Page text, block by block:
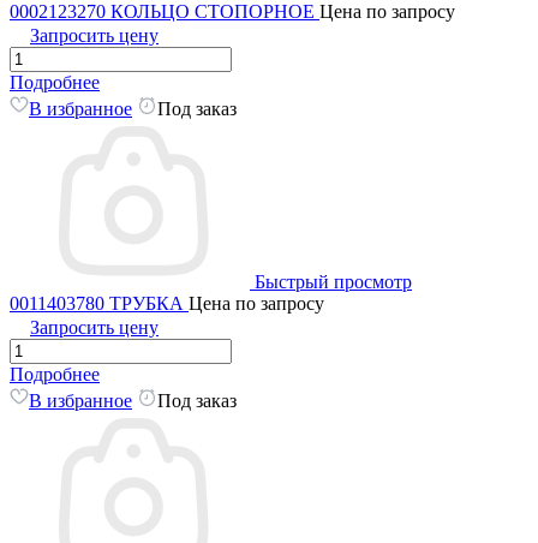
0002123270 КОЛЬЦО СТОПОРНОЕ Цена по запросу
Запросить цену
Подробнее
В избранное
Под заказ
Быстрый просмотр
0011403780 ТРУБКА Цена по запросу
Запросить цену
Подробнее
В избранное
Под заказ